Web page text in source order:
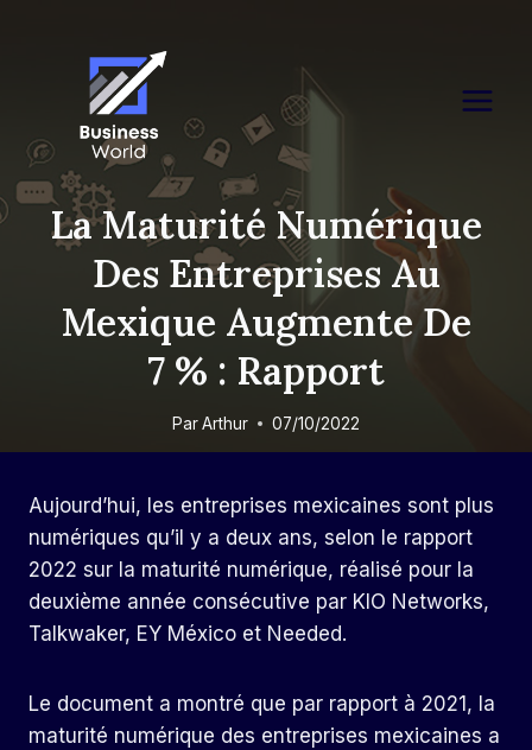
La Maturité Numérique
Des Entreprises Au
Mexique Augmente De
7 % : Rapport
ParArthur 07/10/2022
Aujourd’hui, les entreprises mexicaines sont plus
numériques qu’il y a deux ans, selon le rapport
2022 sur la maturité numérique, réalisé pour la
deuxième année consécutive par KIO Networks,
Talkwaker, EY México et Needed.
Le document a montré que par rapport à 2021, la
maturité numérique des entreprises mexicaines a